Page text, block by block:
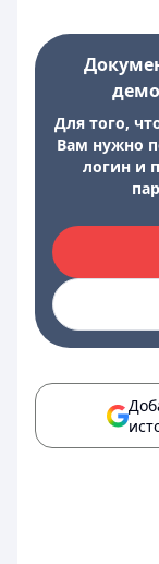
Для того,
Вам нужно
логин и